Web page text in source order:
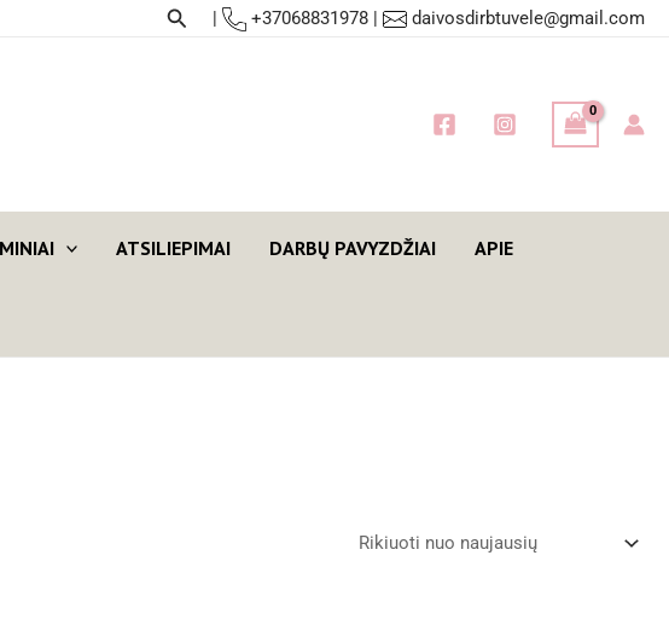
Paieška
| +37068831978 | daivosdirbtuvele@gmail.com
ATSILIEPIMAI DARBŲ PAVYZDŽIAI APIE